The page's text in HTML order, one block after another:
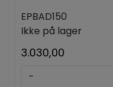
EPBAD150
Ikke på lager
3.030,00
-